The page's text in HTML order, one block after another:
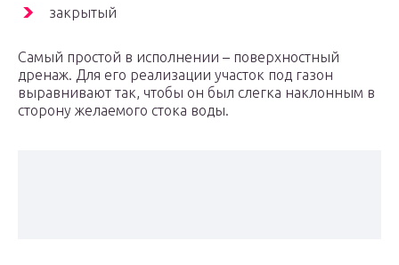
закрытый
Самый простой в исполнении – поверхностный
дренаж. Для его реализации участок под газон
выравнивают так, чтобы он был слегка наклонным в
сторону желаемого стока воды.